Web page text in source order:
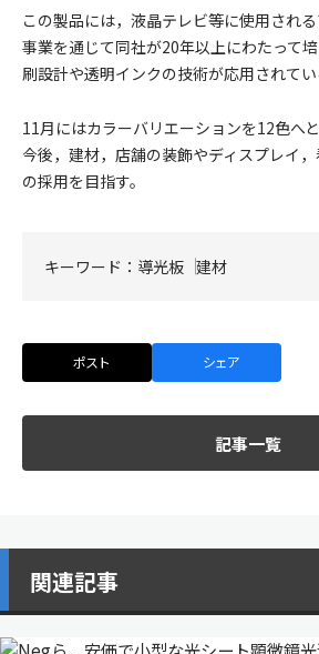
この製品には，液晶テレビ等に使用され
事業を通じて同社が20年以上にわたって
刷設計や透明インクの技術が応用されてい
11月にはカラーバリエーションを12色へ
今後，建材，店舗の装飾やディスプレイ
の採用を目指す。
キーワード： 導光板 建材
ポスト シェア
記事一覧
関連記事